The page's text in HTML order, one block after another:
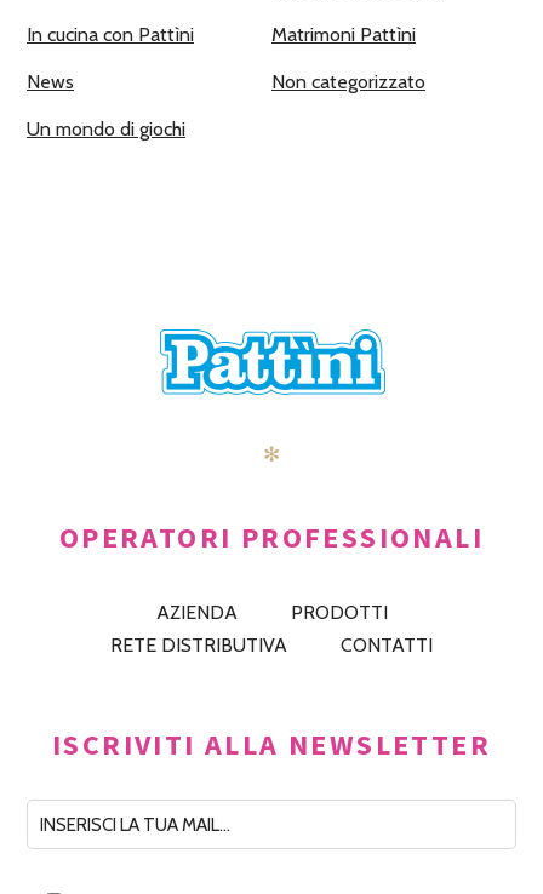
In cucina con Pattìni Matrimoni Pattìni
News Non categorizzato
Un mondo di giochi
✻
OPERATORI PROFESSIONALI
AZIENDA
PRODOTTI
RETE DISTRIBUTIVA
CONTATTI
ISCRIVITI ALLA NEWSLETTER